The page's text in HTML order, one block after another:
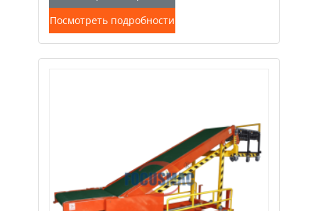
Посмотреть подробности